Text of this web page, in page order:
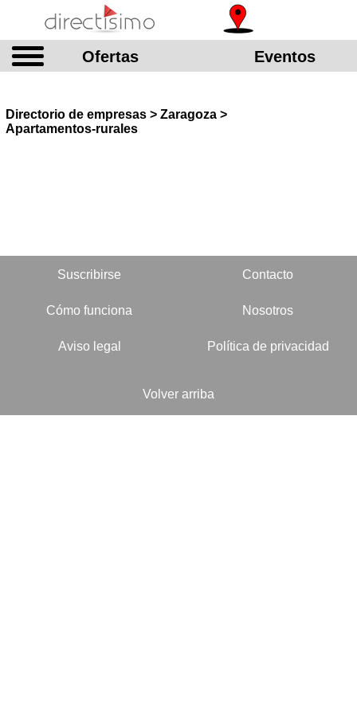
Ofertas Eventos
Directorio de empresas > Zaragoza >
Apartamentos-rurales
Suscribirse Contacto
Cómo funciona Nosotros
Aviso legal Política de privacidad
Volver arriba